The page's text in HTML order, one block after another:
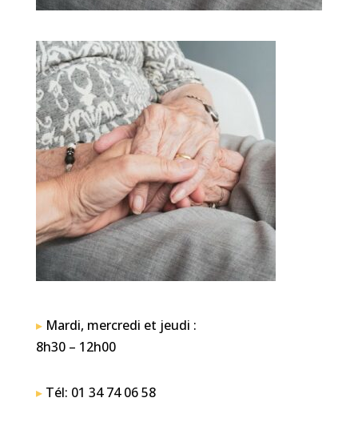
▸Mardi, mercredi et jeudi :
8h30 – 12h00
▸Tél: 01 34 74 06 58